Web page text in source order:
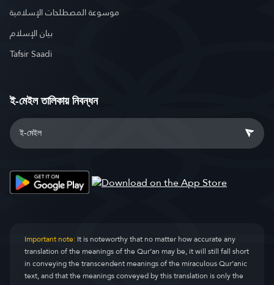
موسوعة المصطلحات الإسلامية
بيان الإسلام
Tafsir Saadi
ই-মেইল তালিকায় নিবন্ধন
Important note:It is noteworthy that no matter how accurate any
translation of the meanings of the Qur’an may be, it will still fall short
in conveying the transcendent meanings of the miraculous Qur’anic
text, and that the meanings conveyed by this translation is only the